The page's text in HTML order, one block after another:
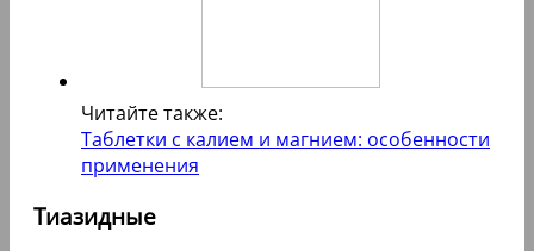
Читайте также:
Таблетки с калием и магнием: особенности
применения
Тиазидные